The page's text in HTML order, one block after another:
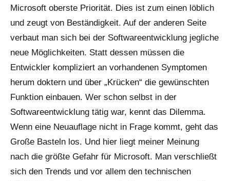
Microsoft oberste Priorität. Dies ist zum einen löblich
und zeugt von Beständigkeit. Auf der anderen Seite
verbaut man sich bei der Softwareentwicklung jegliche
neue Möglichkeiten. Statt dessen müssen die
Entwickler kompliziert an vorhandenen Symptomen
herum doktern und über „Krücken“ die gewünschten
Funktion einbauen. Wer schon selbst in der
Softwareentwicklung tätig war, kennt das Dilemma.
Wenn eine Neuauflage nicht in Frage kommt, geht das
Große Basteln los. Und hier liegt meiner Meinung
nach die größte Gefahr für Microsoft. Man verschließt
sich den Trends und vor allem den technischen